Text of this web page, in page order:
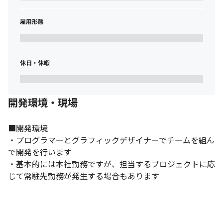
雇用形態
休日・休暇
開発環境・現場
■開発環境
・プログラマーとグラフィックデザイナーでチームを組ん
で開発を行います
・基本的には本社勤務ですが、担当するプロジェクトに応
じて常駐先勤務が発生する場合もあります